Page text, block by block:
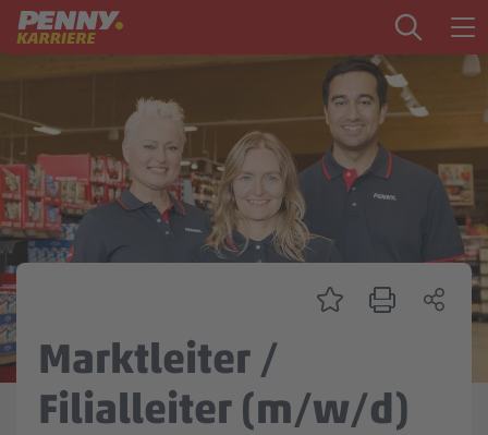
Zum Inhalt springen
Startseite
PENNY als Arbeitgeber
Ausbildung
Markt
Zentrale & Vertrieb
Mein Kandidat:innenprofil
Marktleiter /
Filialleiter (m/w/d)